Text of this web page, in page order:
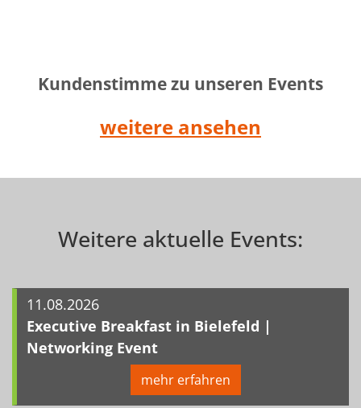
Kundenstimme zu unseren Events
weitere ansehen
Weitere aktuelle Events:
11.08.2026
Executive Breakfast in Bielefeld |
Networking Event
mehr erfahren